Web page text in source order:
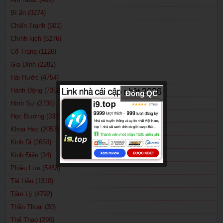
(2019)
Bí ẩn (3274)
Chiến Tranh (601)
Chính kịch (6276)
Cổ Trang (1126)
Gia Đình (2282)
Hài Hước (4754)
Hành Động (7352)
Hình Sự (2736)
Học Đường (333)
Khoa Học (2053)
Kinh Dị (2654)
Kinh Điển (34)
Phiêu Lưu (5453)
Tài Liệu (1310)
Tâm Lý (4792)
Thần Thoại (30)
Thể Thao (290)
Đóng QC